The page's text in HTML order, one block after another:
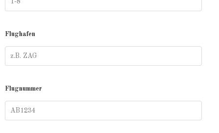
Flughafen
Flugnummer